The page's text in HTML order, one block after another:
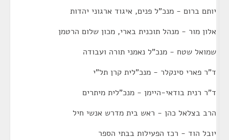
יותם ברום - מנכ"ל פנים, איגוד ארגוני יהדות
אלון מור - מנהל תוכנית בארי, מכון שלום הרטמן
שמואל שטח - מנכ"ל נאמני תורה ועבודה
ד"ר פארי סינקלר - מנכ"לית קרן תל"י
ד"ר רנית בודאי-היימן - מנכ"לית מיתרים
הרב בצלאל כהן - ראש בית מדרש אנשי חיל
יובל הוד - רכז הפעילות בבתי הספר